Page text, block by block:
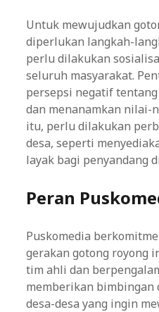
Untuk mewujudkan
diperlukan langkah-
perlu dilakukan
seluruh masyarakat.
persepsi negatif
dan menanamkan nilai-
itu, perlu dilakukan
desa, seperti
layak bagi penyandang
Peran
Puskomedia
gerakan gotong royong
tim ahli dan
memberikan bimbingan
desa-desa yang ingin